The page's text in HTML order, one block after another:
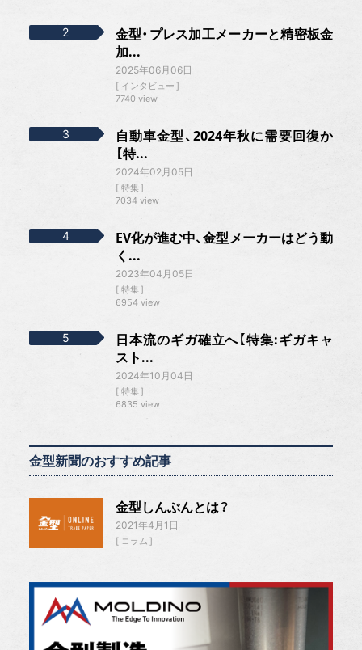
金型・プレス加工メーカーと精密板金
加...
2025年06月06日
インタビュー
7740 view
自動車金型、2024年秋に需要回復か
【特...
2024年02月05日
特集
7034 view
EV化が進む中、金型メーカーはどう動
く...
2023年04月05日
特集
6954 view
日本流のギガ確立へ【特集:ギガキャ
スト...
2024年10月04日
特集
6835 view
金型新聞のおすすめ記事
金型しんぶんとは？
2021年4月1日
コラム